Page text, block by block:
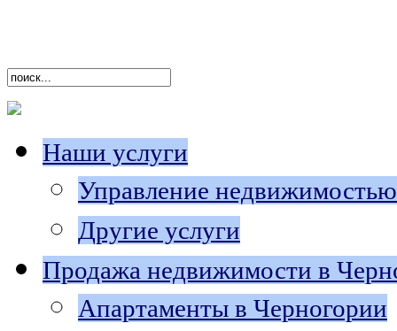
Наши услуги
Управление недвижимостью
Другие услуги
Продажа недвижимости в
Апартаменты в Черногории